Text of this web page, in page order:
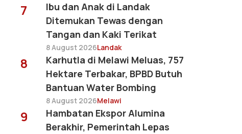
7
Ibu dan Anak di Landak
Ditemukan Tewas dengan
Tangan dan Kaki Terikat
8 August 2026Landak
8
Karhutla di Melawi Meluas, 757
Hektare Terbakar, BPBD Butuh
Bantuan Water Bombing
8 August 2026Melawi
9
Hambatan Ekspor Alumina
Berakhir, Pemerintah Lepas